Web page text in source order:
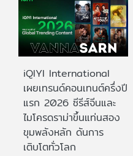
iQIYI International
เผยเทรนด์คอนเทนต์ครึ่งปี
แรก 2026 ซีรีส์จีนและ
ไมโครดราม่าขึ้นแท่นสอง
ขุมพลังหลัก ดันการ
เติบโตทั่วโลก